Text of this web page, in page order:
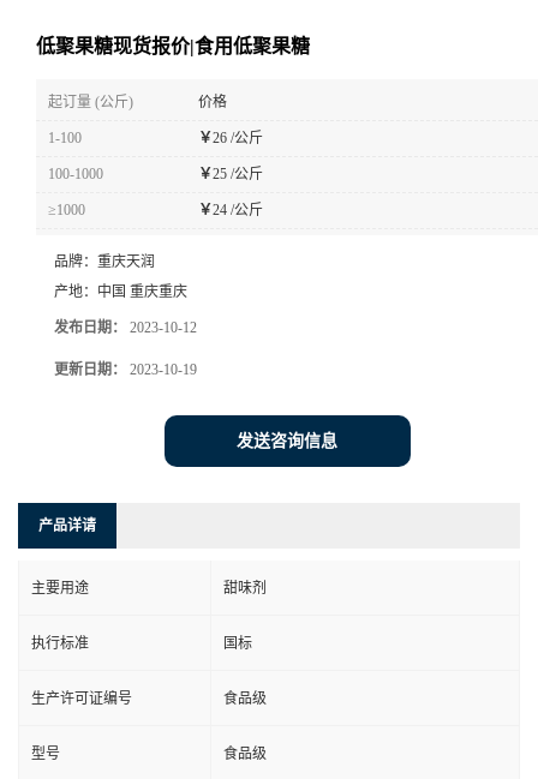
低聚果糖现货报价|食用低聚果糖
起订量 (公斤) 价格
1-100 ￥26 /公斤
100-1000 ￥25 /公斤
≥1000 ￥24 /公斤
品牌： 重庆天润
产地： 中国 重庆重庆
发布日期： 2023-10-12
更新日期： 2023-10-19
发送咨询信息
产品详请
主要用途 甜味剂
执行标准 国标
生产许可证编号 食品级
型号 食品级